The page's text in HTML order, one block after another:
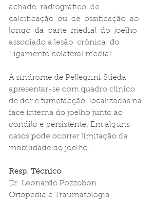
achado  radiográfico  de
calcificação  ou  de  ossificação  ao
longo  da  parte  medial  do  joelho
associado a lesão  crônica  do
Ligamento colateral medial.
A síndrome de Pellegrini‑Stieda
apresentar-se com quadro clinico
de dor e tumefacção, localizadas na
face interna do joelho junto ao
condilo e persistente. Em alguns
casos pode ocorrer limitação da
mobilidade do joelho.
Resp. Técnico
Dr. Leonardo Pozzobon
Ortopedia e Traumatologia